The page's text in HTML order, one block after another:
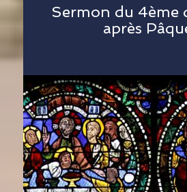
Sermon du 4ème
après